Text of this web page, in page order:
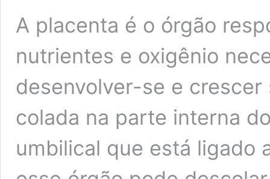
A placenta é o órgão
nutrientes e oxigênio
desenvolver-se e
colada na parte interna
umbilical que está